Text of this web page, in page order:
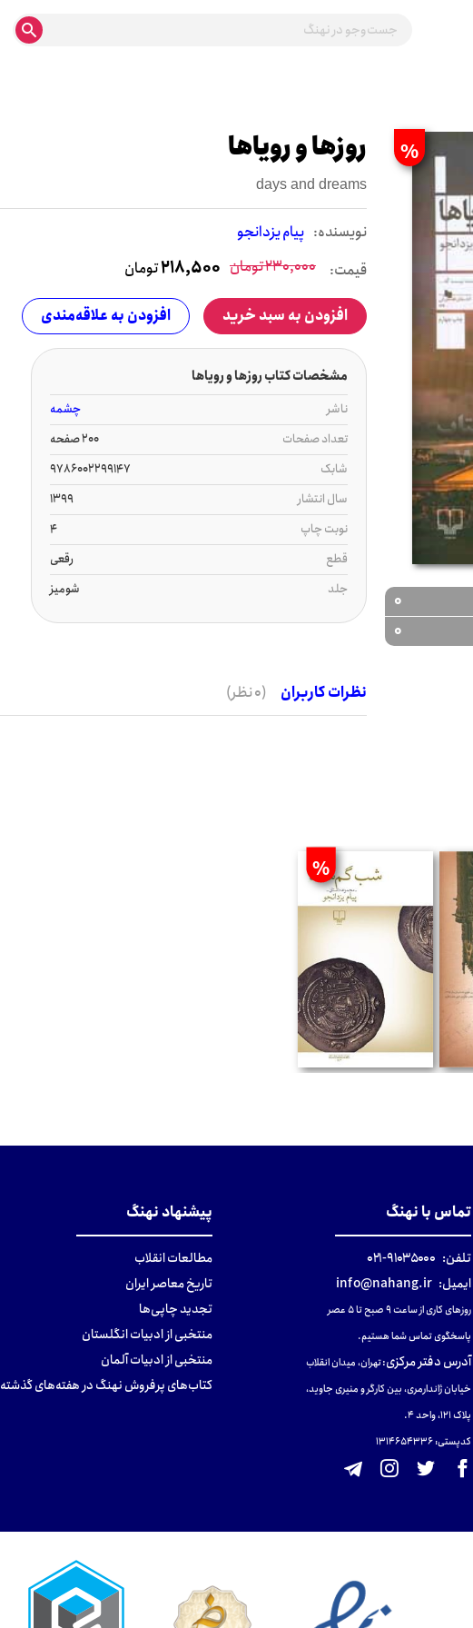
%
0
0
روزها و رویاها
days and dreams
نويسنده: پیام یزدانجو
قیمت: 230,000تومان 218,500تومان
افزودن به سبد خرید افزودن به علاقه‌مندی
مشخصات کتاب روزها و رویاها
ناشر
چشمه
تعداد صفحات
200 صفحه
شابک
9786002299147
سال انتشار
1399
نوبت چاپ
4
قطع
رقعی
جلد
شومیز
نظرات کاربران (0 نظر)
%
تماس با نهنگ
تلفن: ۹۱۰۳۵۰۰۰-۰۲۱
ایمیل: info@nahang.ir
روزهای کاری از ساعت ۹ صبح تا ۵ عصر
پاسخگوی تماس شما هستیم.
آدرس دفتر مرکزی:تهران، میدان انقلاب
خیابان ژاندارمری، بین کارگر و منیری جاوید،
پلاک 121، واحد ۴.
کدپستی: 131465433۶
پیشنهاد نهنگ
مطالعات انقلاب
تاریخ معاصر ایران
تجدید چاپی‌ها
منتخبی از ادبیات انگلستان
منتخبی از ادبیات آلمان
کتاب‌های پرفروش نهنگ در هفته‌های گذشته